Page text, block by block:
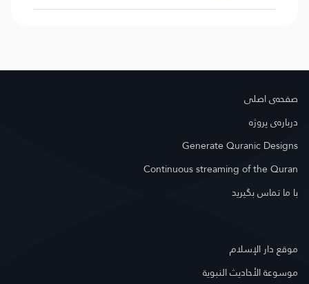
صفحه‌ى اصلى
درباره‌ى پروژه
Generate Quranic Designs
Continuous streaming of the Quran
با ما تماس بگیرید
موقع دار الإسلام
موسوعة الأحاديث النبوية